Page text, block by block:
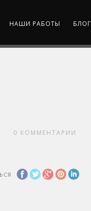
НАШИ РАБОТЫ БЛОГ
0 КОММЕНТАРИИ